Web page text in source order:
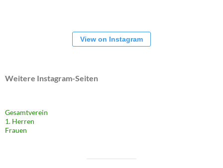
View on Instagram
Weitere Instagram-Seiten
Gesamtverein
1. Herren
Frauen